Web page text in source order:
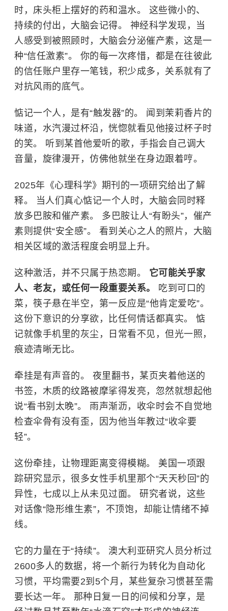
时，床头柜上摆好的药和温水。 这些微小的、
持续的付出，大脑会记得。 神经科学发现，当
人感受到被照顾时，大脑会分泌催产素，这是一
种“信任激素”。 你的每一次疼惜，都是在往彼此
的信任账户里存一笔钱，积少成多，关系就有了
对抗风雨的底气。
惦记一个人，是有“触发器”的。 闻到茉莉香片的
味道，水汽漫过杯沿，恍惚就看见他接过杯子时
的笑。 听到某首他爱听的歌，手指会自己调大
音量，旋律漫开，仿佛他就坐在身边跟着哼。
2025年《心理科学》期刊的一项研究给出了解
释。 当人们真心惦记一个人时，大脑会同时释
放多巴胺和催产素。 多巴胺让人“有盼头”，催产
素则提供“安全感”。 看到关心之人的照片，大脑
相关区域的激活程度会明显上升。
这种激活，并不只属于热恋期。 它可能关乎家
人、老友，或任何一段重要关系。 吃到可口的
菜，筷子悬在半空，第一反应是“他肯定爱吃”。
这份下意识的分享欲，比任何情话都真实。 惦
记就像手机里的灰尘，日常看不见，但光一照，
痕迹清晰无比。
牵挂是有声音的。 夜里翻书，某页夹着他送的
书签，木质的纹路被摩挲得发亮，忽然就想起他
说“看书别太晚”。 雨声渐沥，收伞时会不自觉地
检查伞骨有没有歪，因为他当年教过“收伞要
轻”。
这份牵挂，让物理距离变得模糊。 美国一项跟
踪研究显示，很多女性手机里那个“天天秒回”的
异性，七成以上从未见过面。 研究者说，这些
对话像“隐形维生素”，不顶饱，却能让情绪不掉
线。
它的力量在于“持续”。 澳大利亚研究人员分析过
2600多人的数据，将一个新行为转化为自动化
习惯，平均需要2到5个月，某些复杂习惯甚至需
要长达一年。 那种日复一日的问候和分享，是